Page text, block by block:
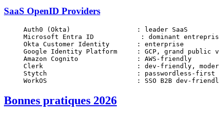
SaaS OpenID Providers
Auth0 (Okta)                 : leader SaaS
Microsoft Entra ID            : dominant entreprise
Okta Customer Identity       : enterprise
Google Identity Platform     : GCP, grand public
Amazon Cognito               : AWS-friendly
Clerk                        : dev-friendly,
Stytch                       : passwordless-first
WorkOS                       : SSO B2B dev-
Bonnes pratiques 2026